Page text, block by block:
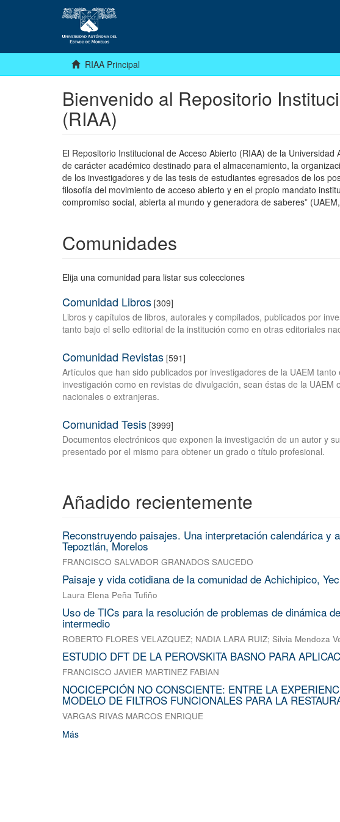
RIAA Principal
Bienvenido al Repositorio
(RIAA)
El Repositorio Institucional de Acceso Abierto (RIAA) de la
de carácter académico destinado para el almacenamiento, la
de los investigadores y de las tesis de estudiantes egresados de los
filosofía del movimiento de acceso abierto y en el propio mandato
compromiso social, abierta al mundo y generadora de saberes”
Comunidades
Elija una comunidad para listar sus colecciones
Comunidad Libros [309]
Libros y capítulos de libros, autorales y compilados, publicados por
tanto bajo el sello editorial de la institución como en otras editoriales
Comunidad Revistas [591]
Artículos que han sido publicados por investigadores de la UAEM tanto
investigación como en revistas de divulgación, sean éstas de la UAEM
nacionales o extranjeras.
Comunidad Tesis [3999]
Documentos electrónicos que exponen la investigación de un autor y
presentado por el mismo para obtener un grado o título profesional.
Añadido recientemente
Reconstruyendo paisajes. Una interpretación calendárica y
Tepoztlán, Morelos
FRANCISCO SALVADOR GRANADOS SAUCEDO
Paisaje y vida cotidiana de la comunidad de Achichipico,
Laura Elena Peña Tufiño
Uso de TICs para la resolución de problemas de dinámica
intermedio
ROBERTO FLORES VELAZQUEZ; NADIA LARA RUIZ; Silvia Mendoza
ESTUDIO DFT DE LA PEROVSKITA BASNO PARA
FRANCISCO JAVIER MARTINEZ FABIAN
NOCICEPCIÓN NO CONSCIENTE: ENTRE LA
MODELO DE FILTROS FUNCIONALES PARA LA
VARGAS RIVAS MARCOS ENRIQUE
Más